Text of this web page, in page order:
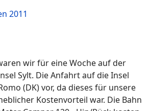
2011
wir für eine Woche auf der
Sylt. Die Anfahrt auf die Insel
(DK) vor, da dieses für unsere
Kostenvorteil war. Die Bahn